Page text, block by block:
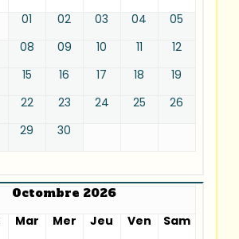
01
02 03 04
05
08 09 10 11
12
15 16 17 18
19
22 23 24 25
26
29 30
Octombre 2026
Mar Mer Jeu Ven
Sam